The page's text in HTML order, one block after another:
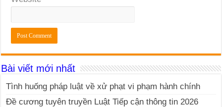
Bài viết mới nhất
Tình huống pháp luật về xử phạt vi phạm hành chính
Đề cương tuyên truyền Luật Tiếp cận thông tin 2026